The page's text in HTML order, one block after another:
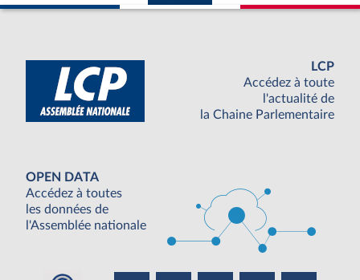
LCP
Accédez à toute
l'actualité de
la Chaine Parlementaire
OPEN DATA
Accédez à toutes
les données de
l'Assemblée nationale